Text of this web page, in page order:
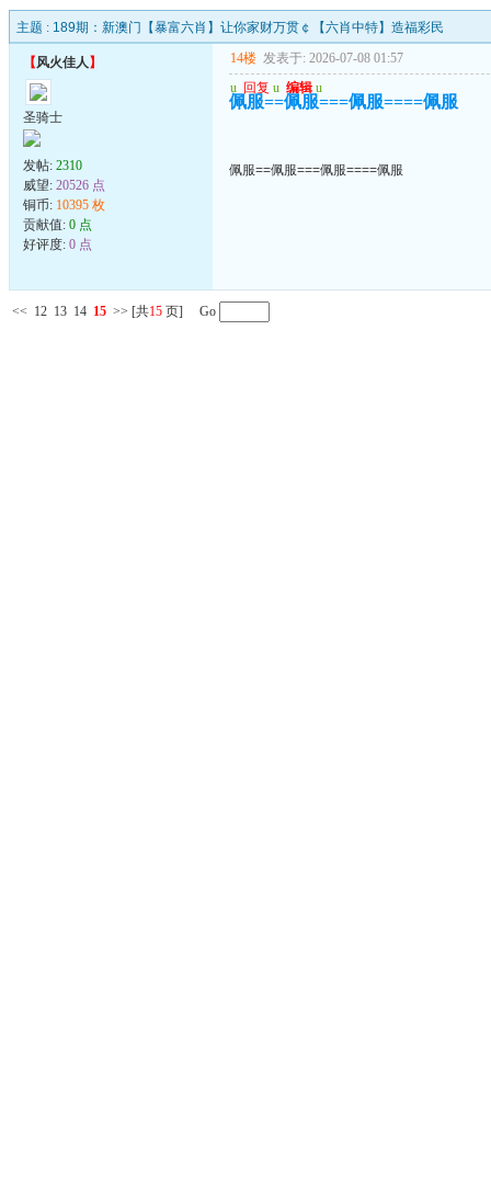
主题 : 189期：新澳门【暴富六肖】让你家财万贯￠【六肖中特】造福彩民
【风火佳人 】
圣骑士
发帖: 2310
威望: 20526 点
铜币: 10395 枚
贡献值: 0 点
好评度: 0 点
14楼 发表于: 2026-07-08 01:57
u 回复 u 编辑 u
佩服==佩服===佩服====佩服
佩服==佩服===佩服====佩服
<< 12 13 14 15 >> [共15 页] Go